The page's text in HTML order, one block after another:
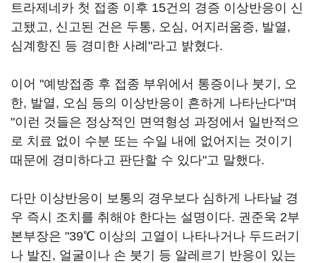
트라제네카 첫 접종 이후 15건의 경증 이상반응이 신
고됐고, 신고된 건은 두통, 오심, 어지러움증, 발열,
심계항진 등 경미한 사례"라고 밝혔다.
이어 "예방접종 후 접종 부위에서 통증이나 붓기, 오
한, 발열, 오심 등의 이상반응이 흔하게 나타난다"며
"이런 것들은 정상적인 면역형성 과정에서 일반적으
로 치료 없이 수분 또는 수일 내에 없어지는 것이기
때문에 경미하다고 판단할 수 있다"고 말했다.
다만 이상반응이 보통의 경우보다 심하게 나타날 경
우 즉시 조치를 취해야 한다는 설명이다. 권준욱 2부
본부장은 "39℃ 이상의 고열이 나타나거나 두드러기
나 발진, 얼굴이나 손 붓기 등 알레르기 반응이 있는